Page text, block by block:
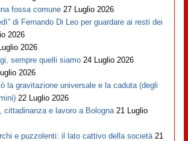
fossa comune 27 Luglio 2026
di Fernando Di Leo per guardare ai resti dei
2026
2026
sempre quelli siamo 24 Luglio 2026
2026
la gravitazione universale e la caduta (degli
22 Luglio 2026
cittadinanza e lavoro a Bologna 21 Luglio
e puzzolenti: il lato cattivo della società 21